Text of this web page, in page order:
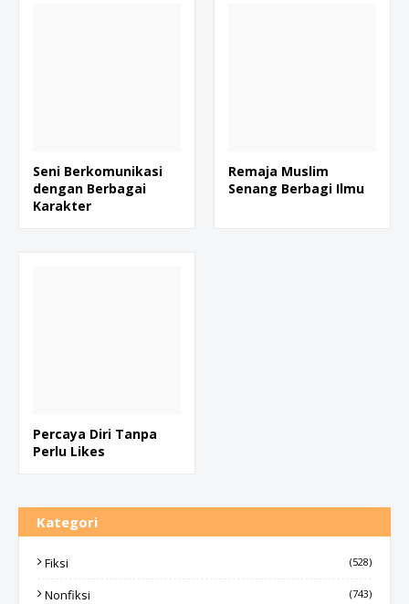
Seni Berkomunikasi
dengan Berbagai
Karakter
Remaja Muslim
Senang Berbagi Ilmu
Percaya Diri Tanpa
Perlu Likes
Kategori
Fiksi (528)
Nonfiksi (743)